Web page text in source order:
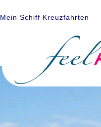
Mein Schiff Kreuzfahrten